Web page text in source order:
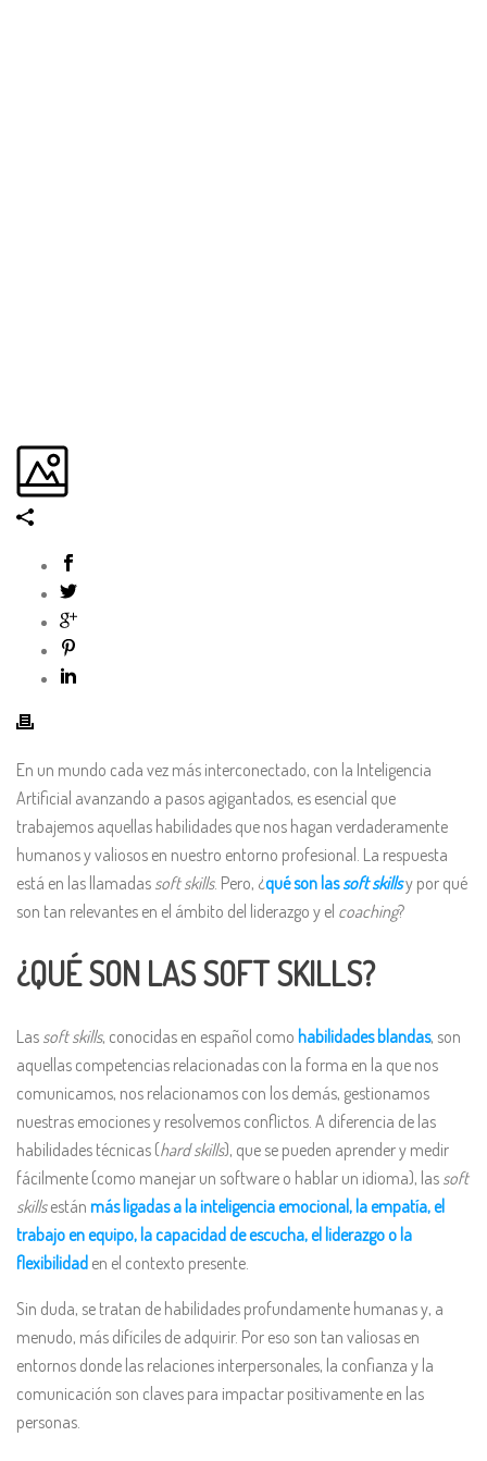
En un mundo cada vez más interconectado, con la Inteligencia
Artificial avanzando a pasos agigantados, es esencial que
trabajemos aquellas habilidades que nos hagan verdaderamente
humanos y valiosos en nuestro entorno profesional. La respuesta
está en las llamadas soft skills. Pero, ¿qué son lassoft skillsy por qué
son tan relevantes en el ámbito del liderazgo y el coaching?
¿QUÉ SON LAS SOFT SKILLS?
Las soft skills, conocidas en español como habilidades blandas, son
aquellas competencias relacionadas con la forma en la que nos
comunicamos, nos relacionamos con los demás, gestionamos
nuestras emociones y resolvemos conflictos. A diferencia de las
habilidades técnicas (hard skills), que se pueden aprender y medir
fácilmente (como manejar un software o hablar un idioma), las soft
skillsestán más ligadas a la inteligencia emocional, la empatía, el
trabajo en equipo, la capacidad de escucha, el liderazgo o la
flexibilidad en el contexto presente.
Sin duda, se tratan de habilidades profundamente humanas y, a
menudo, más difíciles de adquirir. Por eso son tan valiosas en
entornos donde las relaciones interpersonales, la confianza y la
comunicación son claves para impactar positivamente en las
personas.